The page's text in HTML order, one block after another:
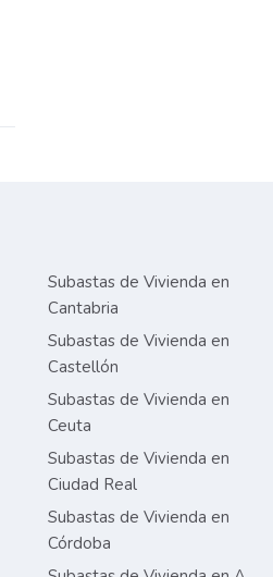
Subastas de Vivienda en
Cantabria
Subastas de Vivienda en
Castellón
Subastas de Vivienda en
Ceuta
Subastas de Vivienda en
Ciudad Real
Subastas de Vivienda en
Córdoba